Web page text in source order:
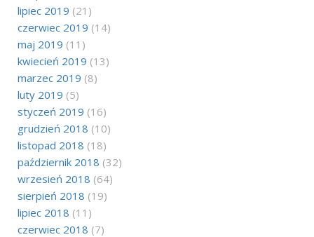
lipiec 2019 (21)
czerwiec 2019 (14)
maj 2019 (11)
kwiecień 2019 (13)
marzec 2019 (8)
luty 2019 (5)
styczeń 2019 (16)
grudzień 2018 (10)
listopad 2018 (18)
październik 2018 (32)
wrzesień 2018 (64)
sierpień 2018 (19)
lipiec 2018 (11)
czerwiec 2018 (7)